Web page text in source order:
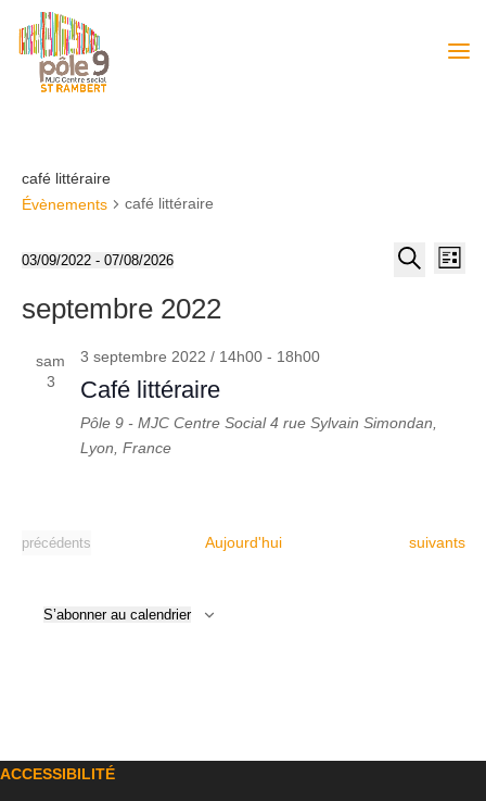
café littéraire
Évènements
café littéraire
de
Liste
03/09/2022 - 07/08/2026
une
date.
septembre 2022
sam
3
3 septembre 2022 / 14h00- 18h00
Café littéraire
Pôle 9 - MJC Centre Social4 rue Sylvain Simondan,
Lyon, France
Évènements
précédents Aujourd'hui suivants
S’abonner au calendrier
ACCESSIBILITÉ